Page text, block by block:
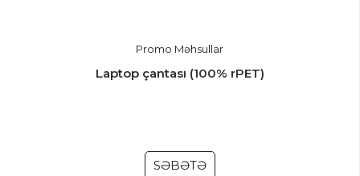
Promo Məhsullar
Laptop çantası (100% rPET)
SƏBƏTƏ